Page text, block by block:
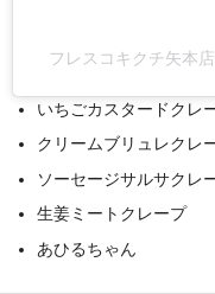
フレスコキクチ矢本
いちごカスタードクレ
クリームブリュレクレ
ソーセージサルサクレ
生姜ミートクレープ
あひるちゃん